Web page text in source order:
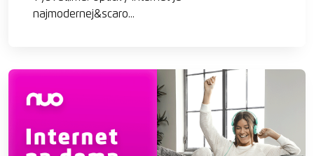
najmodernej&scaro...